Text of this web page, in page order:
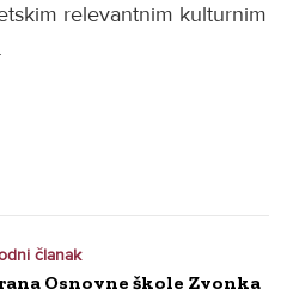
relevantnim kulturnim
članak
Osnovne škole Zvonka